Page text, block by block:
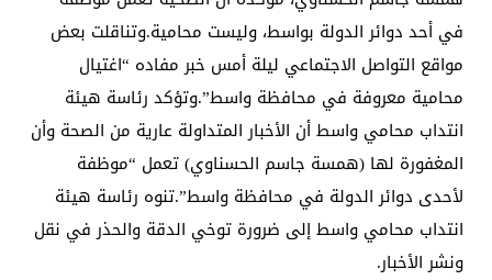
في أحد دوائر الدولة بواسط، وليست محامية.وتناقلت بعض
مواقع التواصل الاجتماعي ليلة أمس خبر مفاده “اغتيال
محامية معروفة في محافظة واسط”.وتؤكد رئاسة هيئة
انتداب محامي واسط أن الأخبار المتداولة عارية من الصحة وأن
المغفورة لها (همسة جاسم الحسناوي) تعمل “موظفة
لأحدى دوائر الدولة في محافظة واسط”.تنوه رئاسة هيئة
انتداب محامي واسط إلى ضرورة توخي الدقة والحذر في نقل
ونشر الأخبار.